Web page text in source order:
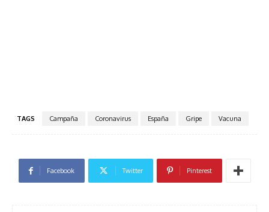
TAGS Campaña Coronavirus España Gripe Vacuna
Facebook Twitter Pinterest